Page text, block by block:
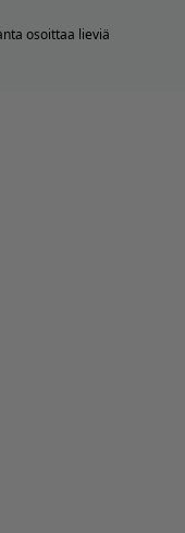
osoittaa lieviä